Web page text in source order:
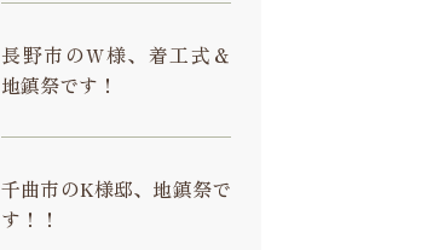
長野市のW様、着工式＆
地鎮祭です！
千曲市のK様邸、地鎮祭で
す！！